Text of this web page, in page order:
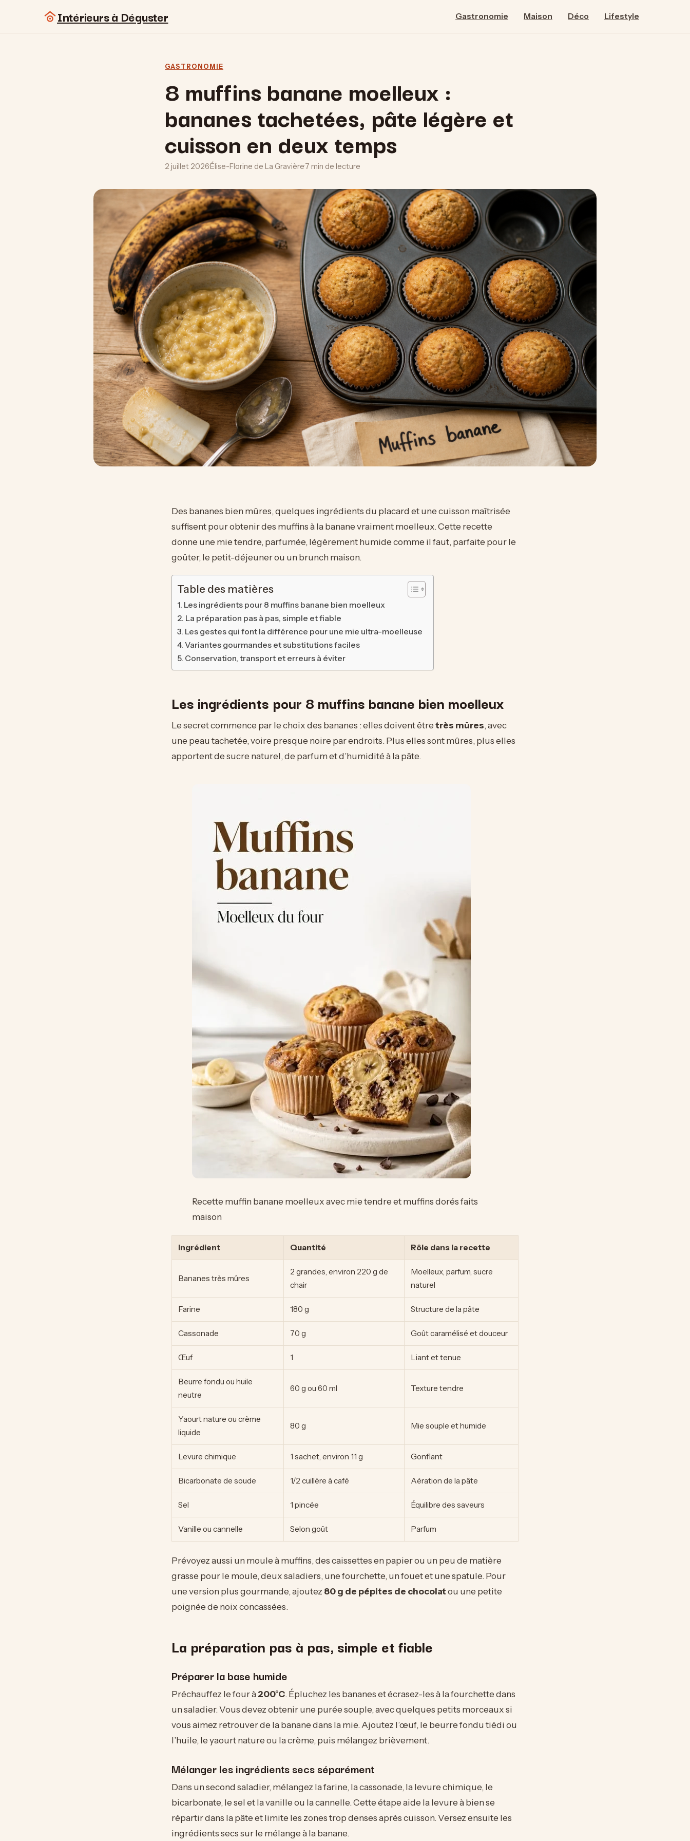
Intérieurs à Déguster Gastronomie Maison Déco Lifestyle
GASTRONOMIE
8 muffins banane moelleux :
bananes tachetées, pâte légère et
cuisson en deux temps
2 juillet 2026·Élise-Florine de La Gravière·7 min de lecture
Des bananes bien mûres, quelques ingrédients du placard et une cuisson maîtrisée
suffisent pour obtenir des muffins à la banane vraiment moelleux. Cette recette
donne une mie tendre, parfumée, légèrement humide comme il faut, parfaite pour le
goûter, le petit-déjeuner ou un brunch maison.
Table des matières
Les ingrédients pour 8 muffins banane bien moelleux
La préparation pas à pas, simple et fiable
Les gestes qui font la différence pour une mie ultra-moelleuse
Variantes gourmandes et substitutions faciles
Conservation, transport et erreurs à éviter
Les ingrédients pour 8 muffins banane bien moelleux
Le secret commence par le choix des bananes : elles doivent êtretrès mûres, avec
une peau tachetée, voire presque noire par endroits. Plus elles sont mûres, plus elles
apportent de sucre naturel, de parfum et d’humidité à la pâte.
Recette muffin banane moelleux avec mie tendre et muffins dorés faits
maison
Ingrédient Quantité Rôle dans la recette
Bananes très mûres
2 grandes, environ 220 g de
chair
Moelleux, parfum, sucre
naturel
Farine 180 g Structure de la pâte
Cassonade 70 g Goût caramélisé et douceur
Œuf 1 Liant et tenue
Beurre fondu ou huile
neutre
60 g ou 60 ml Texture tendre
Yaourt nature ou crème
liquide
80 g Mie souple et humide
Levure chimique 1 sachet, environ 11 g Gonflant
Bicarbonate de soude 1/2 cuillère à café Aération de la pâte
Sel 1 pincée Équilibre des saveurs
Vanille ou cannelle Selon goût Parfum
Prévoyez aussi un moule à muffins, des caissettes en papier ou un peu de matière
grasse pour le moule, deux saladiers, une fourchette, un fouet et une spatule. Pour
une version plus gourmande, ajoutez 80 g de pépites de chocolatou une petite
poignée de noix concassées.
La préparation pas à pas, simple et fiable
Préparer la base humide
Préchauffez le four à 200°C. Épluchez les bananes et écrasez-les à la fourchette dans
un saladier. Vous devez obtenir une purée souple, avec quelques petits morceaux si
vous aimez retrouver de la banane dans la mie. Ajoutez l’œuf, le beurre fondu tiédi ou
l’huile, le yaourt nature ou la crème, puis mélangez brièvement.
Mélanger les ingrédients secs séparément
Dans un second saladier, mélangez la farine, la cassonade, la levure chimique, le
bicarbonate, le sel et la vanille ou la cannelle. Cette étape aide la levure à bien se
répartir dans la pâte et limite les zones trop denses après cuisson. Versez ensuite les
ingrédients secs sur le mélange à la banane.